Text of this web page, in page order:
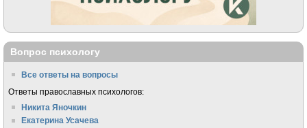
Вопрос психологу
Все ответы на вопросы
Ответы православных психологов:
Никита Яночкин
Екатерина Усачева